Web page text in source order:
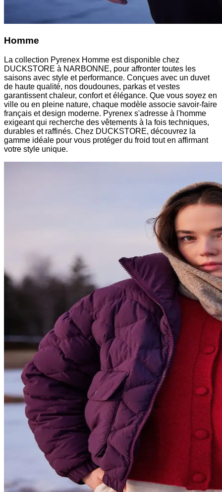
Homme
La collection Pyrenex Homme est disponible chez
DUCKSTORE à NARBONNE, pour affronter toutes les
saisons avec style et performance. Conçues avec un duvet
de haute qualité, nos doudounes, parkas et vestes
garantissent chaleur, confort et élégance. Que vous soyez en
ville ou en pleine nature, chaque modèle associe savoir-faire
français et design moderne. Pyrenex s'adresse à l'homme
exigeant qui recherche des vêtements à la fois techniques,
durables et raffinés. Chez DUCKSTORE, découvrez la
gamme idéale pour vous protéger du froid tout en affirmant
votre style unique.